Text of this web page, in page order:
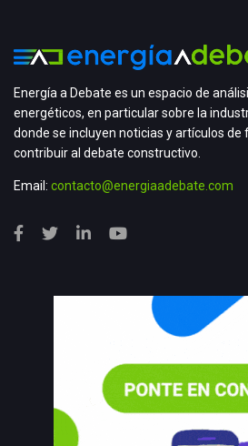
Energía a Debate es un espacio de
energéticos, en particular sobre la
donde se incluyen noticias y artículos de
contribuir al debate constructivo.
Email: contacto@energiaadebate.com